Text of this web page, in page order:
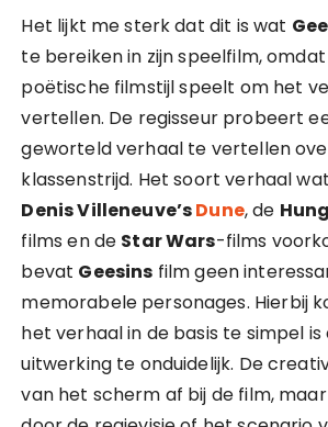
Het lijkt me sterk dat dit is wat
te bereiken in zijn speelfilm,
poëtische filmstijl speelt om het
vertellen. De regisseur probeert
geworteld verhaal te vertellen
klassenstrijd. Het soort verhaal
Denis Villeneuve’sDune, de
films en de Star Wars-films
bevat Geesins film geen
memorabele personages. Hierbij
het verhaal in de basis te simpel is
uitwerking te onduidelijk. De
van het scherm af bij de film,